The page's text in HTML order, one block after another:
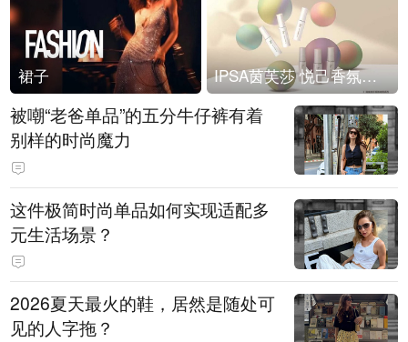
裙子 IPSA茵芙莎 悦己香氛凝露上市
被嘲“老爸单品”的五分牛仔裤有着
别样的时尚魔力
这件极简时尚单品如何实现适配多
元生活场景？
2026夏天最火的鞋，居然是随处可
见的人字拖？